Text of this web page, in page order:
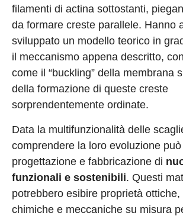
filamenti di actina sottostanti,
da formare creste parallele. Hanno
sviluppato un modello teorico in
il meccanismo appena descritto,
come il “buckling” della membrana
della formazione di queste creste
sorprendentemente ordinate.
Data la multifunzionalità delle
comprendere la loro evoluzione
progettazione e fabbricazione di
funzionali e sostenibili. Questi
potrebbero esibire proprietà ottiche,
chimiche e meccaniche su misura